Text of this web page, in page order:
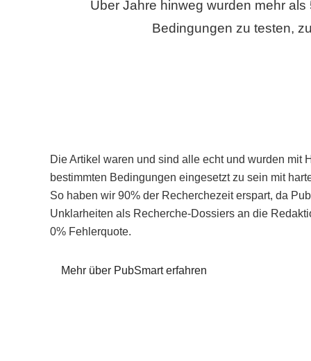
Über Jahre hinweg wurden mehr
Bedingungen zu testen,
Die Artikel waren und sind alle echt und wurden mit
bestimmten Bedingungen eingesetzt zu sein mit
So haben wir 90% der Recherchezeit erspart, da
Unklarheiten als Recherche-Dossiers an die
0% Fehlerquote.
Mehr über PubSmart erfahren